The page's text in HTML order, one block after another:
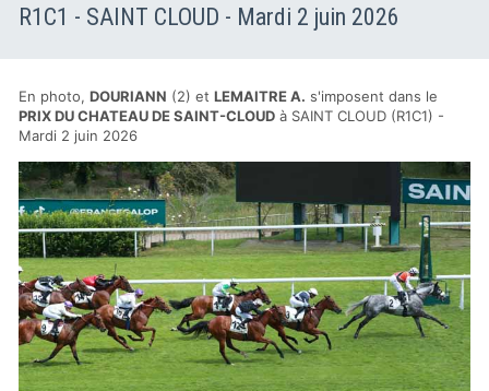
R1C1 - SAINT CLOUD - Mardi 2 juin 2026
En photo, DOURIANN (2) et LEMAITRE A. s'imposent dans le
PRIX DU CHATEAU DE SAINT-CLOUD à SAINT CLOUD (R1C1) -
Mardi 2 juin 2026